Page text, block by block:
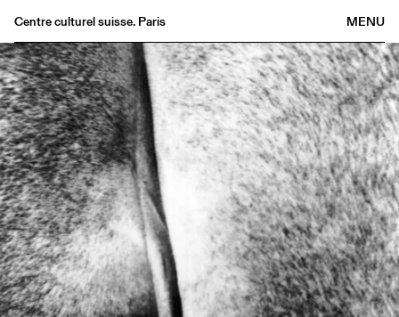
MENU
Centre culturel suisse. Paris
Agenda
Librairie
Buvette
Archives
Médiathèque
Éditions
Informations
FR/EN